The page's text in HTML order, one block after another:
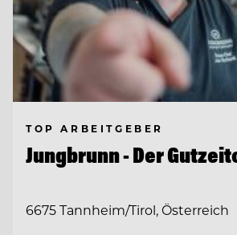
TOP ARBEITGEBER
Jungbrunn - Der
6675 Tannheim/Tirol, Österreich